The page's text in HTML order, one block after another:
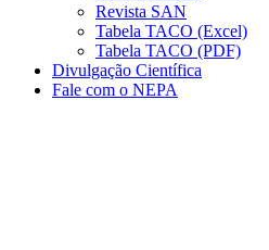
Revista SAN
Tabela TACO (Excel)
Tabela TACO (PDF)
Divulgação Científica
Fale com o NEPA